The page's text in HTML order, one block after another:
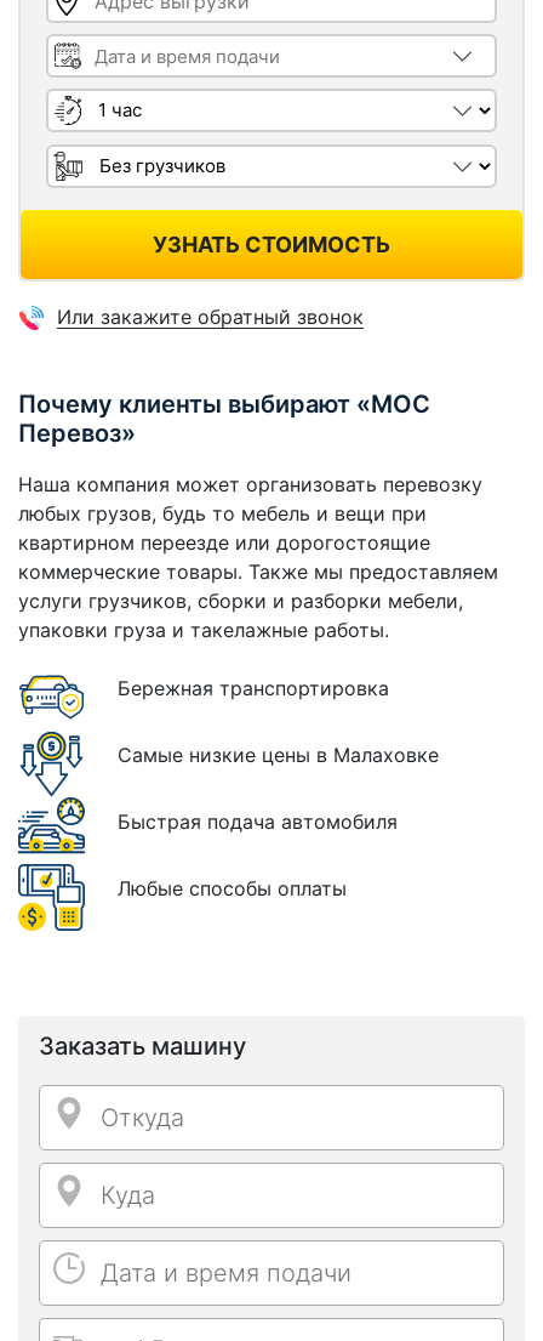
Дата и время подачи
Длительность
Грузчики
УЗНАТЬ СТОИМОСТЬ
Или закажите обратный звонок
Почему клиенты выбирают «МОС
Перевоз»
Наша компания может организовать перевозку
любых грузов, будь то мебель и вещи при
квартирном переезде или дорогостоящие
коммерческие товары. Также мы предоставляем
услуги грузчиков, сборки и разборки мебели,
упаковки груза и такелажные работы.
Бережная транспортировка
Самые низкие цены в Малаховке
Быстрая подача автомобиля
Любые способы оплаты
Заказать машину